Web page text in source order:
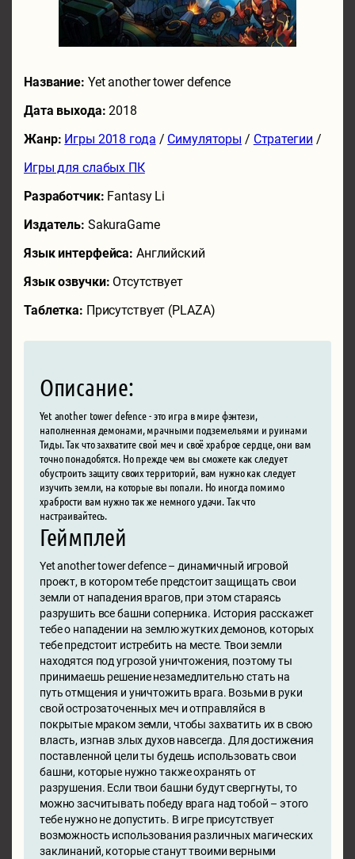
Название: Yet another tower defence
Дата выхода:2018
Жанр: Игры 2018 года / Симуляторы / Стратегии /
Игры для слабых ПК
Разработчик: Fantasy Li
Издатель: SakuraGame
Язык интерфейса: Английский
Язык озвучки: Отсутствует
Таблетка: Присутствует (PLAZA)
Описание:
Yet another tower defence - это игра в мире фэнтези,
наполненная демонами, мрачными подземельями и руинами
Тиды. Так что захватите свой меч и своё храброе сердце, они вам
точно понадобятся. Но прежде чем вы сможете как следует
обустроить защиту своих территорий, вам нужно как следует
изучить земли, на которые вы попали. Но иногда помимо
храбрости вам нужно так же немного удачи. Так что
настраивайтесь.
Геймплей
Yet another tower defence – динамичный игровой
проект, в котором тебе предстоит защищать свои
земли от нападения врагов, при этом стараясь
разрушить все башни соперника. История расскажет
тебе о нападении на землю жутких демонов, которых
тебе предстоит истребить на месте. Твои земли
находятся под угрозой уничтожения, поэтому ты
принимаешь решение незамедлительно стать на
путь отмщения и уничтожить врага. Возьми в руки
свой острозаточенных меч и отправляйся в
покрытые мраком земли, чтобы захватить их в свою
власть, изгнав злых духов навсегда. Для достижения
поставленной цели ты будешь использовать свои
башни, которые нужно также охранять от
разрушения. Если твои башни будут свергнуты, то
можно засчитывать победу врага над тобой – этого
тебе нужно не допустить. В игре присутствует
возможность использования различных магических
заклинаний, которые станут твоими верными